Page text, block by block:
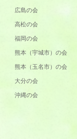
広島の会
高松の会
福岡の会
熊本（宇城市）の会
熊本（玉名市）の会
大分の会
沖縄の会